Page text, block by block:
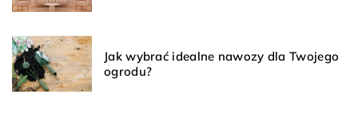
Jak wybrać idealne nawozy dla Twojego
ogrodu?